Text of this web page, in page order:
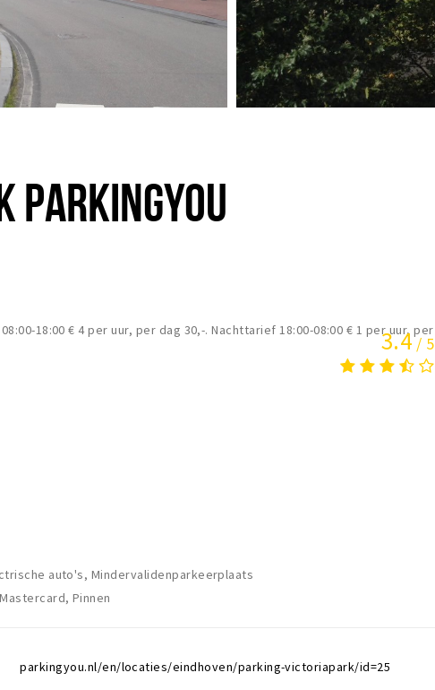
PARKINGYOU
3.4 / 5
18:00 € 4 per uur, per dag 30,-. Nachttarief 18:00-08:00 € 1 per uur, per
auto's, Mindervalidenparkeerplaats
Pinnen
parkingyou.nl/en/locaties/eindhoven/parking-victoriapark/id=25